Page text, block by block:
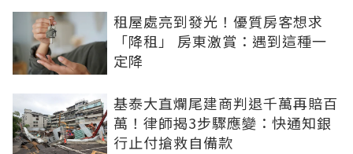
租屋處亮到發光！優質房客想求
「降租」 房東激賞：遇到這種一
定降
基泰大直爛尾建商判退千萬再賠百
萬！律師揭3步驟應變：快通知銀
行止付搶救自備款